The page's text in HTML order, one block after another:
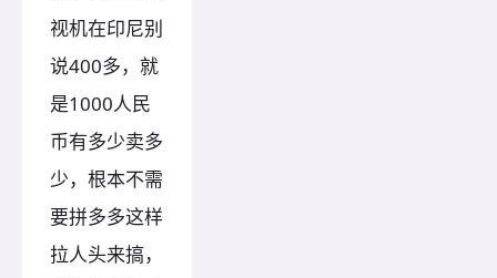
视机在印尼别
说400多，就
是1000人民
币有多少卖多
少，根本不需
要拼多多这样
拉人头来搞，